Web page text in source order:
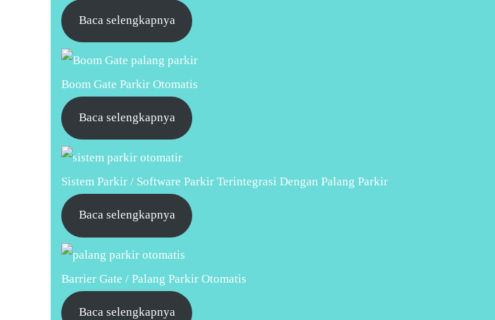
Baca selengkapnya
Boom Gate Parkir Otomatis
Baca selengkapnya
Sistem Parkir / Software Parkir Terintegrasi Dengan Palang Parkir
Baca selengkapnya
Barrier Gate / Palang Parkir Otomatis
Baca selengkapnya